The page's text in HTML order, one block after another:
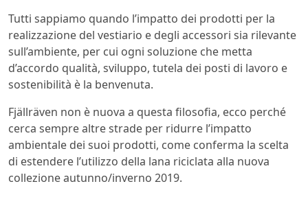
Tutti sappiamo quando l’impatto dei prodotti per la
realizzazione del vestiario e degli accessori sia rilevante
sull’ambiente, per cui ogni soluzione che metta
d’accordo qualità, sviluppo, tutela dei posti di lavoro e
sostenibilità è la benvenuta.
Fjällräven non è nuova a questa filosofia, ecco perché
cerca sempre altre strade per ridurre l’impatto
ambientale dei suoi prodotti, come conferma la scelta
di estendere l’utilizzo della lana riciclata alla nuova
collezione autunno/inverno 2019.